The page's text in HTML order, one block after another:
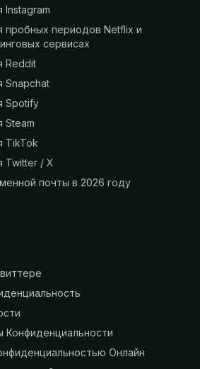
пробных периодов Netflix и
сервисах
Reddit
Snapchat
Spotify
Steam
TikTok
Twitter / X
почты в 2026 году
Онлайн